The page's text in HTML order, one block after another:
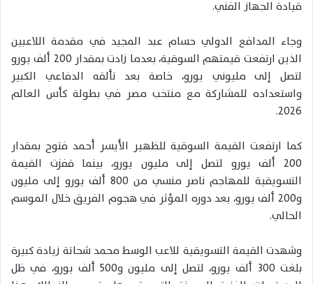
قيادة الجهاز الفني.
وجاء المدافع الدولي حسام عبد المجيد في مقدمة اللاعبين
الذين ارتفعت قيمتهم السوقية، بعدما زادت بمقدار 200 ألف يورو
لتصل إلى مليوني يورو، خاصة بعد تألقه الدفاعي الكبير
واستعداده للمشاركة مع منتخب مصر في بطولة كأس العالم
2026.
كما ارتفعت القيمة السوقية للظهير الأيسر أحمد فتوح بمقدار
200 ألف يورو لتصل إلى مليون يورو، بينما قفزت القيمة
التسويقية للمهاجم ناصر منسي من 800 ألف يورو إلى مليون
و200 ألف يورو، بعد دوره المؤثر في هجوم الفريق خلال الموسم
الحالي.
وشهدت القيمة التسويقية للاعب الوسط محمد شحاتة زيادة كبيرة
بلغت 300 ألف يورو، لتصل إلى مليون و500 ألف يورو، في ظل